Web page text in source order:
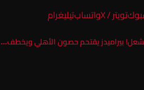
تويتر / X واتسابتيليغرام
بيراميدز يقتحم حصون الأهلي ويخطف…